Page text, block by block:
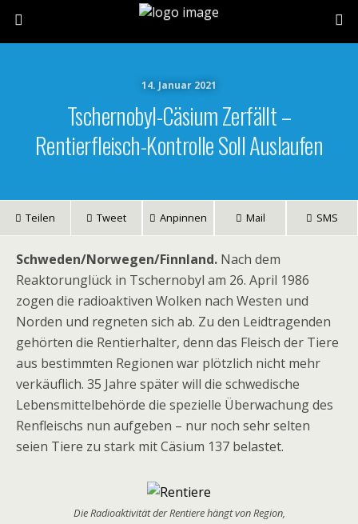
14. Januar 2021
Tschernobyl-Cäsium Zerfällt –
Rentierfleisch-Kontrolle Soll Auslaufen
Teilen Tweet Anpinnen Mail SMS
Schweden/Norwegen/Finnland. Nach dem
Reaktorunglück in Tschernobyl am 26. April 1986
zogen die radioaktiven Wolken nach Westen und
Norden und regneten sich ab. Zu den Leidtragenden
gehörten die Rentierhalter, denn das Fleisch der Tiere
aus bestimmten Regionen war plötzlich nicht mehr
verkäuflich. 35 Jahre später will die schwedische
Lebensmittelbehörde die spezielle Überwachung des
Renfleischs nun aufgeben – nur noch sehr selten
seien Tiere zu stark mit Cäsium 137 belastet.
Die Radioaktivität der Rentiere hängt von Region,